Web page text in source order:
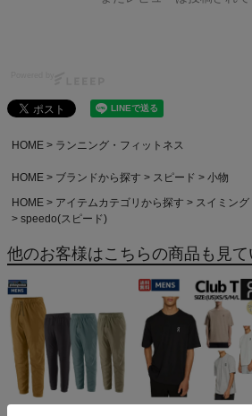
HOME ランニング・フィットネス
HOME ブランドから探す スピード
小物
HOME
アイテムカテゴリから探す スイミング
speedo(スピード)
他のお客様はこちらの商品も見て